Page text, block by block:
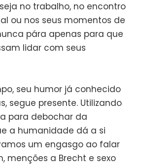
no trabalho, no encontro
ou nos seus momentos de
pára apenas para que
lidar com seus
seu humor já conhecido
segue presente. Utilizando
para debochar da
a humanidade dá a si
um engasgo ao falar
menções a Brecht e sexo